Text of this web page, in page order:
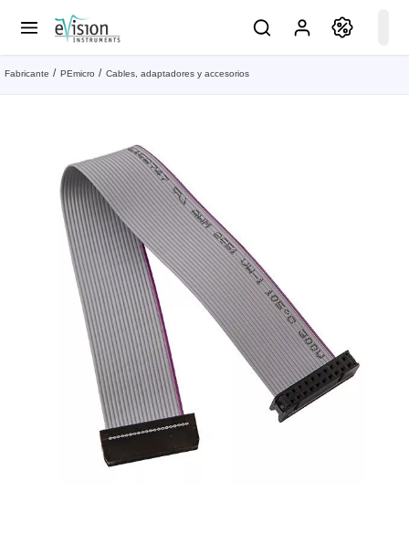
Fabricante PEmicro Cables, adaptadores y accesorios